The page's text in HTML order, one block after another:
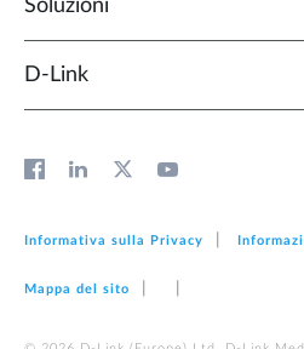
Soluzioni
D‑Link
Informativa sulla Privacy
Mappa del sito